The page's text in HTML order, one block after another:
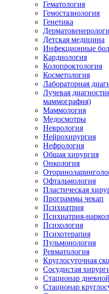
Гематология
Гемостазиология
Генетика
Детская медицина
Инфекционные
Кардиология
Колопроктология
Косметология
Лабораторная
Лучевая
маммография)
Маммология
Медосмотры
Неврология
Нейрохирургия
Нефрология
Общая хирургия
Онкология
Офтальмология
Пластическая
Программы чекап
Психиатрия
Психиатрия-
Психология
Психотерапия
Пульмонология
Ревматология
Круглосуточная
Сосудистая
Стационар дневной
Стационар